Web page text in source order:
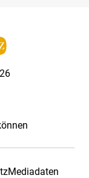
Mediadaten